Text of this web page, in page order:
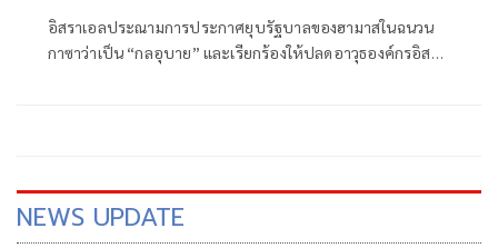
อิสราเอลประณามการประกาศยุบรัฐบาลของฮามาสในฉนวน
กาซาว่าเป็น “กลอุบาย” และเรียกร้องให้ปลดอาวุธองค์กรอิสลา
NEWS UPDATE